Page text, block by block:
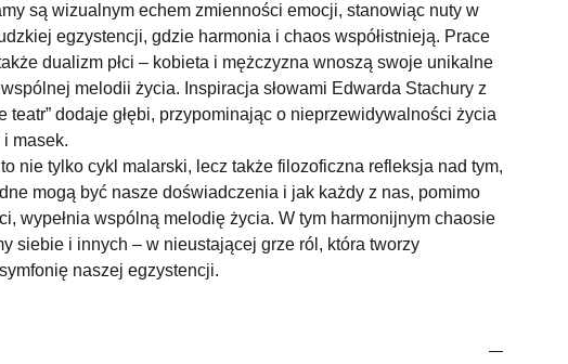
są wizualnym echem zmienności emocji, stanowiąc nuty w
egzystencji, gdzie harmonia i chaos współistnieją. Prace
dualizm płci – kobieta i mężczyzna wnoszą swoje unikalne
melodii życia. Inspiracja słowami Edwarda Stachury z
teatr” dodaje głębi, przypominając o nieprzewidywalności życia
i masek.
to nie tylko cykl malarski, lecz także filozoficzna refleksja nad tym,
mogą być nasze doświadczenia i jak każdy z nas, pomimo
wypełnia wspólną melodię życia. W tym harmonijnym chaosie
siebie i innych – w nieustającej grze ról, która tworzy
naszej egzystencji.